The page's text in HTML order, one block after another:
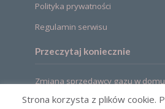
Polityka prywatności
Regulamin serwisu
Przeczytaj koniecznie
Zmiana sprzedawcy gazu w domu
Strona korzysta z plików cookie.